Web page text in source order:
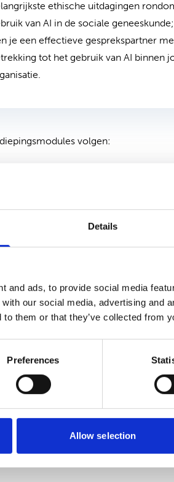
Details
and ads, to provide social media
our social media, advertising and
to them or that they’ve collected from
Preferences
Allow selection
ethische uitdagingen
van AI in de sociale geneeskunde;
je een effectieve gesprekspartner
tot het gebruik van AI binnen
volgen:
een hoger niveau
met doelgerichte prompts. Je
diepgang en relevantie uit AI haalt.
het beste voor jou werkt.
presentaties te maken. Je ontdekt niet
grenzen van AI liggen. Na afloop weet je
versterkt — zonder dat je de regie uit